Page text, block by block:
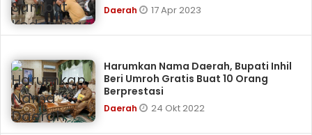
Daerah 17 Apr 2023
Harumkan Nama Daerah, Bupati Inhil
Beri Umroh Gratis Buat 10 Orang
Berprestasi
Daerah 24 Okt 2022